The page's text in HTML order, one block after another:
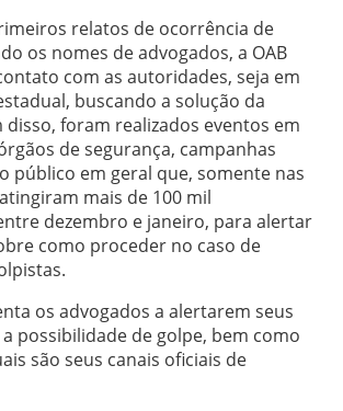
relatos de ocorrência de
os nomes de advogados, a OAB
com as autoridades, seja em
buscando a solução da
disso, foram realizados eventos em
de segurança, campanhas
público em geral que, somente nas
mais de 100 mil
dezembro e janeiro, para alertar
como proceder no caso de
os advogados a alertarem seus
possibilidade de golpe, bem como
são seus canais oficiais de